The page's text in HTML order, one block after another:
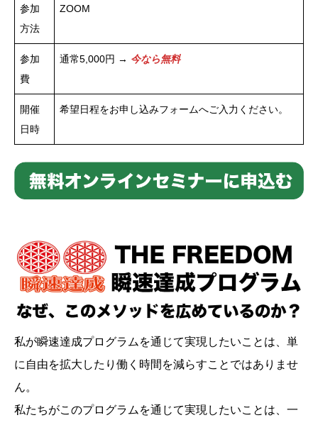
参加
方法
ZOOM
参加
費
通常5,000円 → 今なら無料
開催
日時
希望日程をお申し込みフォームへご入力ください。
私が瞬速達成プログラムを通じて実現したいことは、単
に自由を拡大したり働く時間を減らすことではありませ
ん。
私たちがこのプログラムを通じて実現したいことは、一